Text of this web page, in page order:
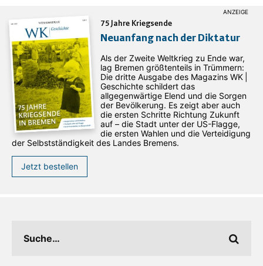
75 Jahre Kriegsende
Neuanfang nach der Diktatur
Als der Zweite Weltkrieg zu Ende war,
lag Bremen größtenteils in Trümmern:
Die dritte Ausgabe des ­Magazins WK |
Geschichte schildert das
allgegenwärtige Elend und die Sorgen
der Bevölkerung. Es zeigt aber auch
die ersten Schritte Richtung Zukunft
auf – die Stadt unter der US-Flagge,
die ersten Wahlen und die Verteidigung
der Selbstständigkeit des Landes Bremens.
Jetzt bestellen